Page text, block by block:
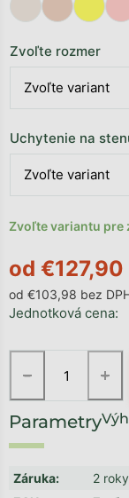
od €127,90
od €103,98 bez
Jednotková cena:
Zvoľte variantu pre
Zvoľte rozmer
Uchytenie na
+
−
Záruka:
2 roky